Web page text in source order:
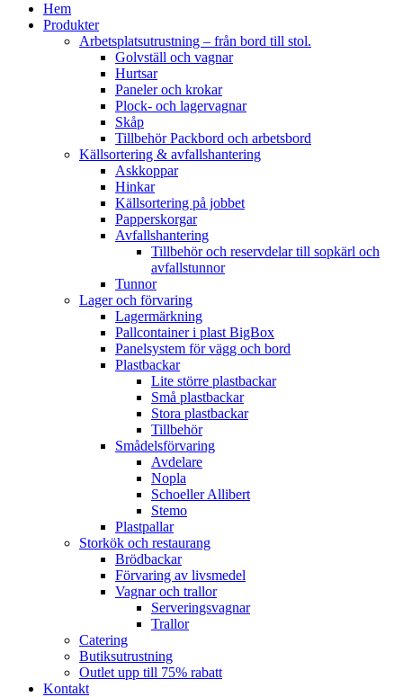
Hem
Produkter
Arbetsplatsutrustning – från bord till stol.
Golvställ och vagnar
Hurtsar
Paneler och krokar
Plock- och lagervagnar
Skåp
Tillbehör Packbord och arbetsbord
Källsortering & avfallshantering
Askkoppar
Hinkar
Källsortering på jobbet
Papperskorgar
Avfallshantering
Tillbehör och reservdelar till sopkärl och
avfallstunnor
Tunnor
Lager och förvaring
Lagermärkning
Pallcontainer i plast BigBox
Panelsystem för vägg och bord
Plastbackar
Lite större plastbackar
Små plastbackar
Stora plastbackar
Tillbehör
Smådelsförvaring
Avdelare
Nopla
Schoeller Allibert
Stemo
Plastpallar
Storkök och restaurang
Brödbackar
Förvaring av livsmedel
Vagnar och trallor
Serveringsvagnar
Trallor
Catering
Butiksutrustning
Outlet upp till 75% rabatt
Kontakt